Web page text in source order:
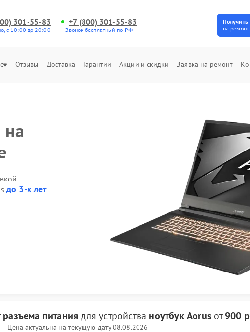
301-55-83
с 10:00 до 20:00
+7 (800) 301-55-83
Звонок бесплатный по РФ
на
Отзывы Доставка Гарантии Акции и скидки Заявка на ремонт
на
до 3-х лет
разъема питания для устройства ноутбук Aorusот900
Цена актуальна на текущую дату 08.08.2026